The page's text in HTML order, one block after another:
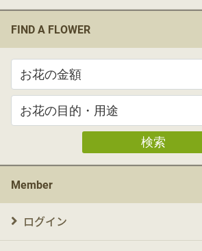
FIND A FLOWER
検索
Member
ログイン